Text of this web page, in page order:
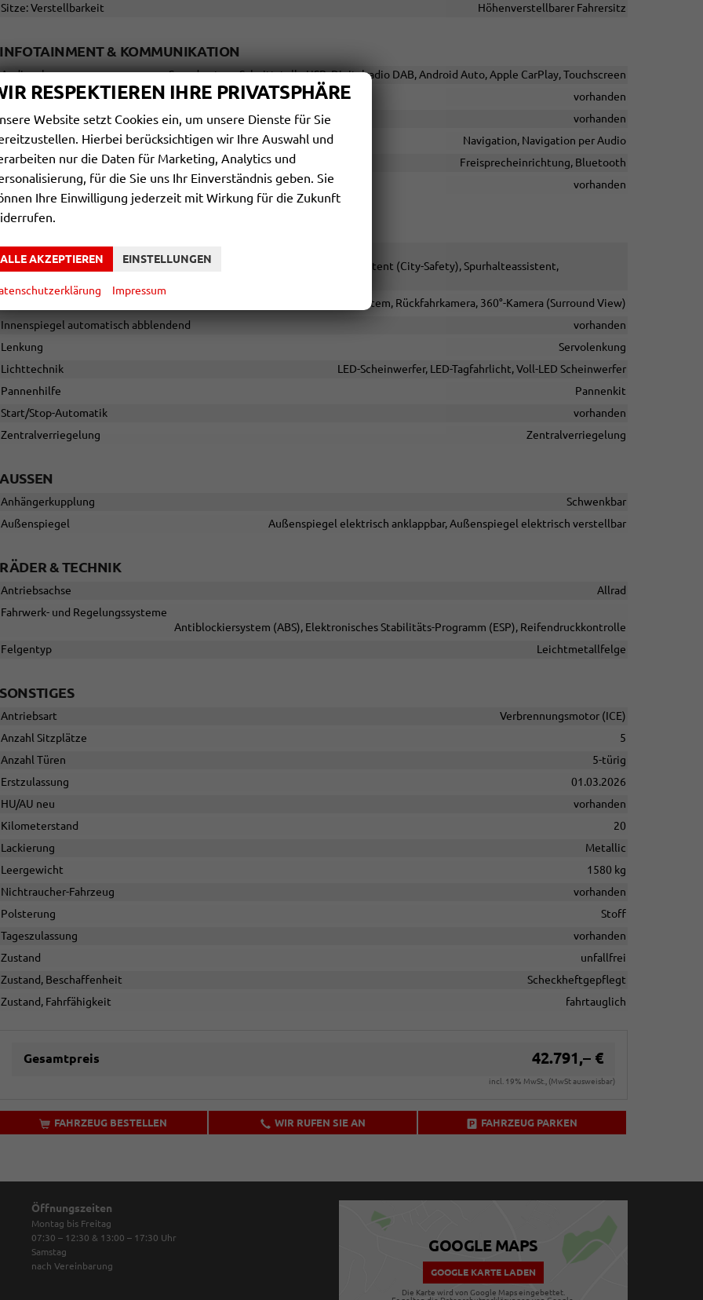
Sitze: Verstellbarkeit
Höhenverstellbarer Fahrersitz
INFOTAINMENT & KOMMUNIKATION
Audioanlage
Soundsystem, Schnittstelle USB, Digitalradio DAB, Android Auto, Apple CarPlay, Touchscreen
Bordcomputer
vorhanden
Head-up-Display
vorhanden
Navigationssystem
Navigation, Navigation per Audio
Telefon
Freisprecheinrichtung, Bluetooth
Volldigitales Kombiinstrument (Virtual Cockpit)
vorhanden
SICHERHEIT & ASSISTENZ
Assistenzsysteme
Regensensor, Tempomat, Tempomat mit Lenkradkontrolle, Notbremsassistent (City-Safety), Spurhalteassistent,
Selbstlenkendes System, Rückfahrkamera, 360°-Kamera (Surround View)
Innenspiegel automatisch abblendend
vorhanden
Lenkung
Servolenkung
Lichttechnik
LED-Scheinwerfer, LED-Tagfahrlicht, Voll-LED Scheinwerfer
Pannenhilfe
Pannenkit
Start/Stop-Automatik
vorhanden
Zentralverriegelung
Zentralverriegelung
AUSSEN
Anhängerkupplung
Schwenkbar
Außenspiegel
Außenspiegel elektrisch anklappbar, Außenspiegel elektrisch verstellbar
RÄDER & TECHNIK
Antriebsachse
Allrad
Fahrwerk- und Regelungssysteme
Antiblockiersystem (ABS), Elektronisches Stabilitäts-Programm (ESP), Reifendruckkontrolle
Felgentyp
Leichtmetallfelge
SONSTIGES
Antriebsart
Verbrennungsmotor (ICE)
Anzahl Sitzplätze
5
Anzahl Türen
5-türig
Erstzulassung
01.03.2026
HU/AU neu
vorhanden
Kilometerstand
20
Lackierung
Metallic
Leergewicht
1580 kg
Nichtraucher-Fahrzeug
vorhanden
Polsterung
Stoff
Tageszulassung
vorhanden
Zustand
unfallfrei
Zustand, Beschaffenheit
Scheckheftgepflegt
Zustand, Fahrfähigkeit
fahrtauglich
Gesamtpreis 42.791,– €
incl. 19% MwSt., (MwSt ausweisbar)
FAHRZEUG BESTELLEN WIR RUFEN SIE AN FAHRZEUG PARKEN
Öffnungszeiten
Montag bis Freitag
07:30 – 12:30 & 13:00 – 17:30 Uhr
Samstag
nach Vereinbarung
GOOGLE MAPS
GOOGLE KARTE LADEN
Die Karte wird von Google Maps eingebettet.
RESPEKTIEREN IHRE PRIVATSPHÄRE
Website setzt Cookies ein, um unsere Dienste für Sie
Hierbei berücksichtigen wir Ihre Auswahl und
nur die Daten für Marketing, Analytics und
für die Sie uns Ihr Einverständnis geben. Sie
Ihre Einwilligung jederzeit mit Wirkung für die Zukunft
ALLE AKZEPTIEREN EINSTELLUNGEN
Impressum